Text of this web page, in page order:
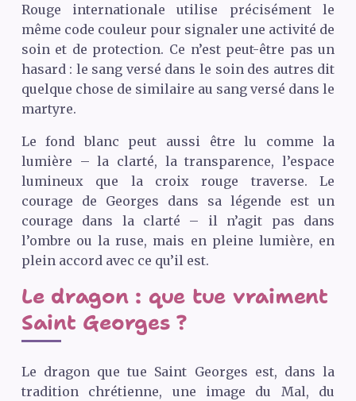
Rouge internationale utilise précisément le
même code couleur pour signaler une activité de
soin et de protection. Ce n’est peut-être pas un
hasard : le sang versé dans le soin des autres dit
quelque chose de similaire au sang versé dans le
martyre.
Le fond blanc peut aussi être lu comme la
lumière – la clarté, la transparence, l’espace
lumineux que la croix rouge traverse. Le
courage de Georges dans sa légende est un
courage dans la clarté – il n’agit pas dans
l’ombre ou la ruse, mais en pleine lumière, en
plein accord avec ce qu’il est.
Le dragon : que tue vraiment
Saint Georges ?
Le dragon que tue Saint Georges est, dans la
tradition chrétienne, une image du Mal, du